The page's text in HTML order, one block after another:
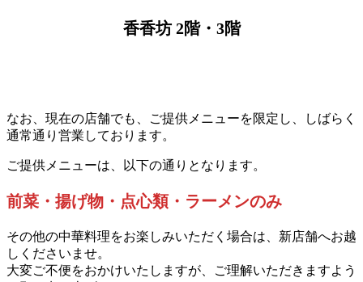
香香坊 2階・3階
なお、現在の店舗でも、ご提供メニューを限定し、しばらく
通常通り営業しております。
ご提供メニューは、以下の通りとなります。
前菜・揚げ物・点心類・ラーメンのみ
その他の中華料理をお楽しみいただく場合は、新店舗へお越
しくださいませ。
大変ご不便をおかけいたしますが、ご理解いただきますよう